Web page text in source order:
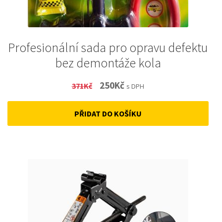
Profesionální sada pro opravu defektu
bez demontáže kola
371Kč
Original
price
was:
250KčCurrent
price
is:
s DPH
PŘIDAT DO KOŠÍKU